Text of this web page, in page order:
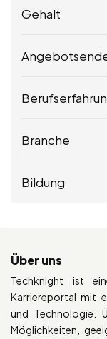
Gehalt
Branche
Bildung
Über uns
Techknight ist
Karriereportal mit
und Technologie.
Möglichkeiten,